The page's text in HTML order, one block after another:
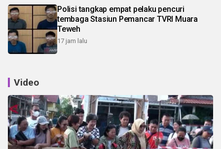
Polisi tangkap empat pelaku pencuri
tembaga Stasiun Pemancar TVRI Muara
Teweh
17 jam lalu
Video